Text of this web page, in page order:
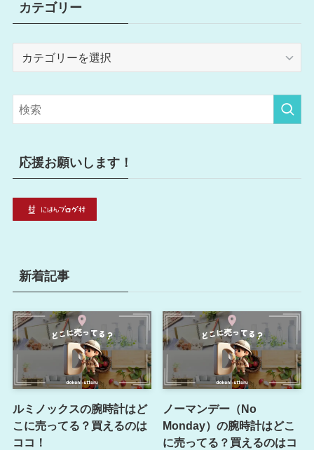
カテゴリー
リ
ー
応援お願いします！
新着記事
ルミノックスの腕時計はど
こに売ってる？買えるのは
ココ！
ノーマンデー（No
Monday）の腕時計はどこ
に売ってる？買えるのはコ